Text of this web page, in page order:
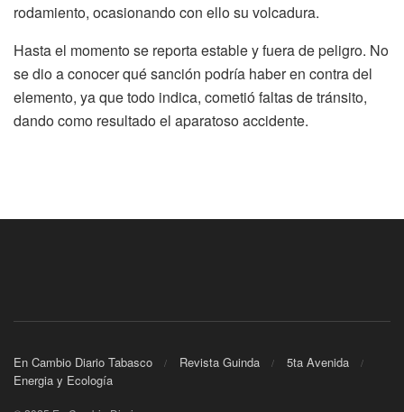
rodamiento, ocasionando con ello su volcadura.
Hasta el momento se reporta estable y fuera de peligro. No
se dio a conocer qué sanción podría haber en contra del
elemento, ya que todo indica, cometió faltas de tránsito,
dando como resultado el aparatoso accidente.
En Cambio Diario Tabasco Revista Guinda
5ta Avenida
Energia y Ecología